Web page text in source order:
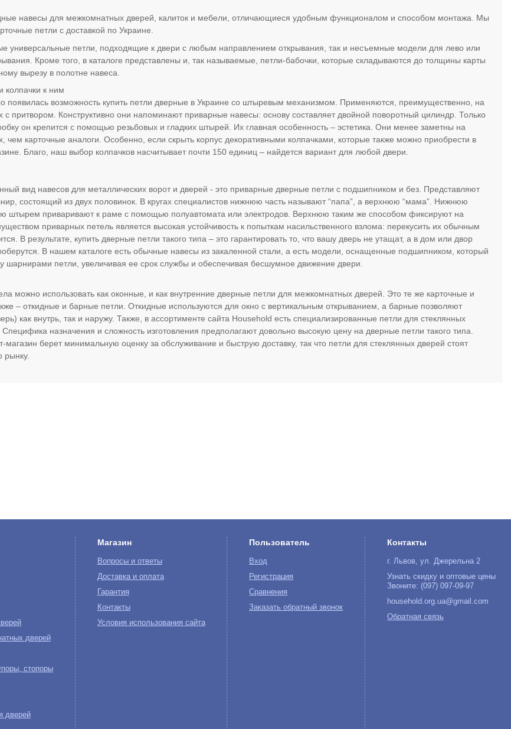
навесы для межкомнатных дверей, калиток и мебели, отличающиеся удобным функционалом и способом монтажа. Мы
петли с доставкой по Украине.
универсальные петли, подходящие к двери с любым направлением открывания, так и несъемные модели для лево или
Кроме того, в каталоге представлены и, так называемые, петли-бабочки, которые складываются до толщины карты
вырезу в полотне навеса.
и колпачки к ним
появилась возможность купить петли дверные в Украине со штыревым механизмом. Применяются, преимущественно, на
с притвором. Конструктивно они напоминают приварные навесы: основу составляет двойной поворотный цилиндр. Только
он крепится с помощью резьбовых и гладких штырей. Их главная особенность – эстетика. Они менее заметны на
чем карточные аналоги. Особенно, если скрыть корпус декоративными колпачками, которые также можно приобрести в
Благо, наш выбор колпачков насчитывает почти 150 единиц – найдется вариант для любой двери.
вид навесов для металлических ворот и дверей - это приварные дверные петли с подшипником и без. Представляют
состоящий из двух половинок. В кругах специалистов нижнюю часть называют “папа”, а верхнюю “мама”. Нижнюю
штырем приваривают к раме с помощью полуавтомата или электродов. Верхнюю таким же способом фиксируют на
приварных петель является высокая устойчивость к попыткам насильственного взлома: перекусить их обычным
В результате, купить дверные петли такого типа – это гарантировать то, что вашу дверь не утащат, а в дом или двор
В нашем каталоге есть обычные навесы из закаленной стали, а есть модели, оснащенные подшипником, который
шарнирами петли, увеличивая ее срок службы и обеспечивая бесшумное движение двери.
можно использовать как оконные, и как внутренние дверные петли для межкомнатных дверей. Это те же карточные и
– откидные и барные петли. Откидные используются для окно с вертикальным открыванием, а барные позволяют
как внутрь, так и наружу. Также, в ассортименте сайта Household есть специализированные петли для стеклянных
назначения и сложность изготовления предполагают довольно высокую цену на дверные петли такого типа.
берет минимальную оценку за обслуживание и быструю доставку, так что петли для стеклянных дверей стоят
дверей
стопоры
дверей
Магазин
Вопросы и ответы
Доставка и оплата
Гарантия
Контакты
Условия использования сайта
Пользователь
Вход
Регистрация
Сравнения
Заказать обратный звонок
Контакты
г. Львов, ул. Джерельна 2
Узнать скидку и оптовые цены
Звоните: (097) 097-09-97
household.org.ua@gmail.com
Обратная связь